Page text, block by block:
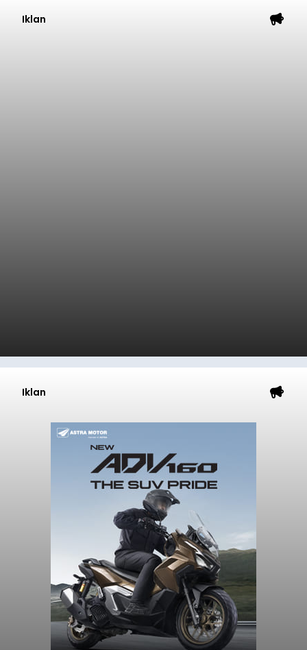
Iklan
Iklan